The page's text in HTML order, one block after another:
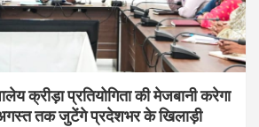
क्रीड़ा प्रतियोगिता की मेजबानी करेगा
तक जुटेंगे प्रदेशभर के खिलाड़ी